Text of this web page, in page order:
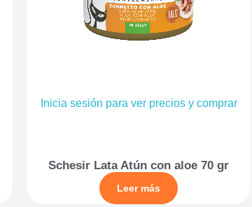
Inicia sesión para ver precios y comprar
Schesir Lata Atún con aloe 70 gr
Leer más